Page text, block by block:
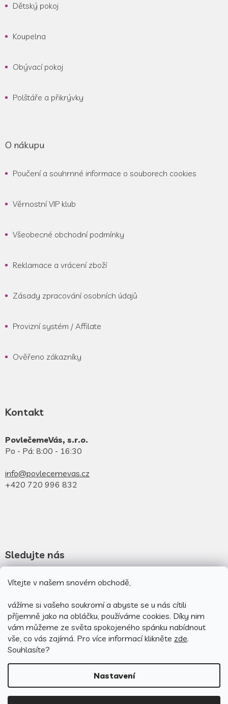
Vítejte v našem snovém obchodě,
vážíme si vašeho soukromí a abyste se u nás cítili
příjemně jako na obláčku, používáme cookies. Díky nim
vám můžeme ze světa spokojeného spánku nabídnout
vše, co vás zajímá. Pro více informací klikněte zde.
Souhlasíte?
Nastavení
Dětský pokoj
Koupelna
Obývací pokoj
Polštáře a přikrývky
O nákupu
Poučení a souhrnné informace o souborech cookies
Věrnostní VIP klub
Všeobecné obchodní podmínky
Reklamace a vrácení zboží
Zásady zpracování osobních údajů
Provizní systém / Affilate
Ověřeno zákazníky
Kontakt
PovlečemeVás, s.r.o.
Po - Pá: 8:00 - 16:30
info@povlecemevas.cz
+420 720 996 832
Sledujte nás
Novinky na facebooku
Novinky na instagramu
Vytvořil Shoptet